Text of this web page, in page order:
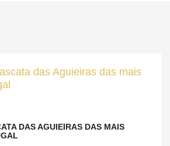
DAS AGUIEIRAS DAS MAIS